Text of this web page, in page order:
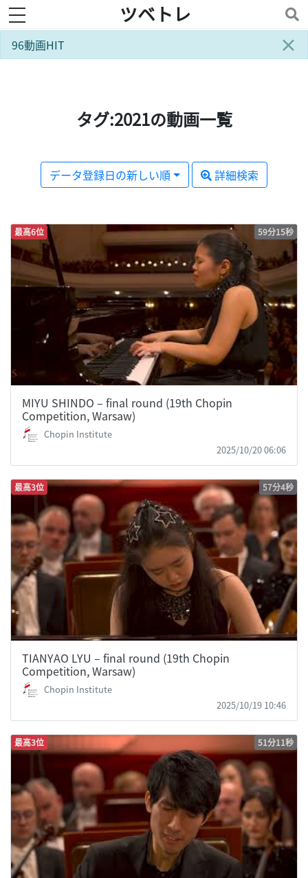
toggle navigation ツベトレ
×
96動画HIT
タグ:2021の動画一覧
データ登録日の新しい順 詳細検索
最高6位 59分15秒
MIYU SHINDO – final round (19th Chopin
Competition, Warsaw)
Chopin Institute
2025/10/20 06:06
最高3位 57分4秒
TIANYAO LYU – final round (19th Chopin
Competition, Warsaw)
Chopin Institute
2025/10/19 10:46
最高3位 51分11秒